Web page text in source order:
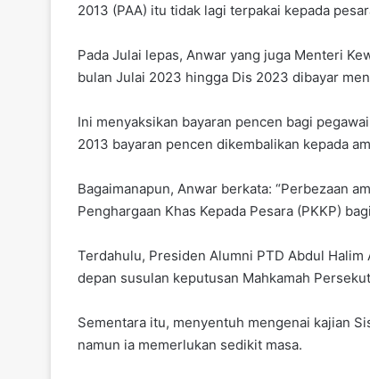
2013 (PAA) itu tidak lagi terpakai kepada
Pada Julai lepas, Anwar yang juga Menteri
bulan Julai 2023 hingga Dis 2023 dibayar
Ini menyaksikan bayaran pencen bagi
2013 bayaran pencen dikembalikan kepada
Bagaimanapun, Anwar berkata: “Perbezaan
Penghargaan Khas Kepada Pesara (PKKP)
Terdahulu, Presiden Alumni PTD Abdul
depan susulan keputusan Mahkamah
Sementara itu, menyentuh mengenai kajian
namun ia memerlukan sedikit masa.